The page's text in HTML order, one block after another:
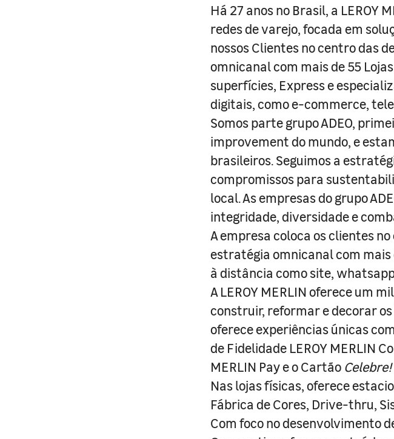
Há 27 anos no Brasil, a LEROY
redes de varejo, focada em
nossos Clientes no centro das
omnicanal com mais de 55
superfícies, Express e
digitais, como e-commerce,
Somos parte grupo ADEO,
improvement do mundo, e
brasileiros. Seguimos a
compromissos para
local. As empresas do grupo
integridade, diversidade e
A empresa coloca os clientes
estratégia omnicanal com mais
à distância como site,
A LEROY MERLIN oferece um
construir, reformar e decorar
oferece experiências únicas
de Fidelidade LEROY MERLIN
MERLIN Pay e o Cartão Celebre!
Nas lojas físicas, oferece
Fábrica de Cores, Drive-thru,
Com foco no desenvolvimento